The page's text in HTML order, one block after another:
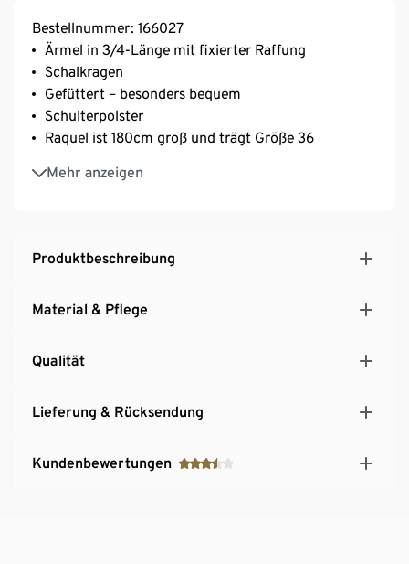
Bestellnummer: 166027
Ärmel in 3/4-Länge mit fixierter Raffung
Schalkragen
Gefüttert – besonders bequem
Schulterpolster
Raquel ist 180cm groß und trägt Größe 36
Mehr anzeigen
Dies ist ein Produkt der Marke Fire & Glory
Dieser Style wurde exklusiv für Tchibo entworfen
Produktbeschreibung
Material & Pflege
Qualität
Lieferung & Rücksendung
Kundenbewertungen